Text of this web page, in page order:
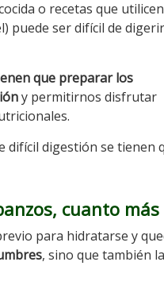
o recetas que utilicen
puede ser difícil de
que preparar los
y permitirnos disfrutar
difícil digestión se tienen
cuanto
para hidratarse y
, sino que también